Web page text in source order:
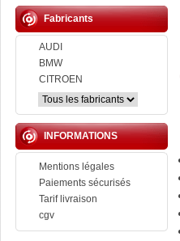
Fabricants
AUDI
BMW
CITROEN
INFORMATIONS
Mentions légales
Paiements sécurisés
Tarif livraison
cgv